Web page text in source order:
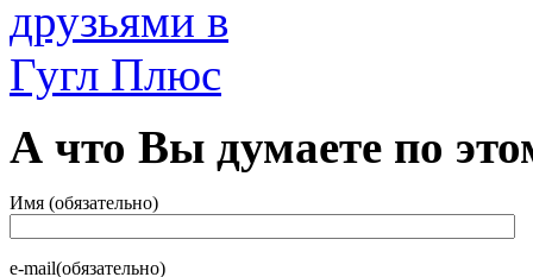
А что Вы думаете по
Имя (обязательно)
e-mail(обязательно)